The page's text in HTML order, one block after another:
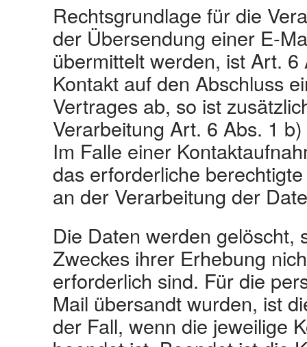
Rechtsgrundlage für die
der Übersendung einer
übermittelt werden, ist Art. 6
Kontakt auf den Abschluss
Vertrages ab, so ist
Verarbeitung Art. 6 Abs. 1
Im Falle einer
das erforderliche
an der Verarbeitung der
Die Daten werden gelöscht,
Zweckes ihrer Erhebung
erforderlich sind. Für die
Mail übersandt wurden, ist
der Fall, wenn die jeweilige